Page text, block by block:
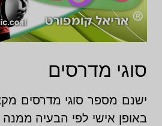
סוגי מדרסים
ישנם מספר סוגי מדרסים
באופן אישי לפי הבעיה ממנה